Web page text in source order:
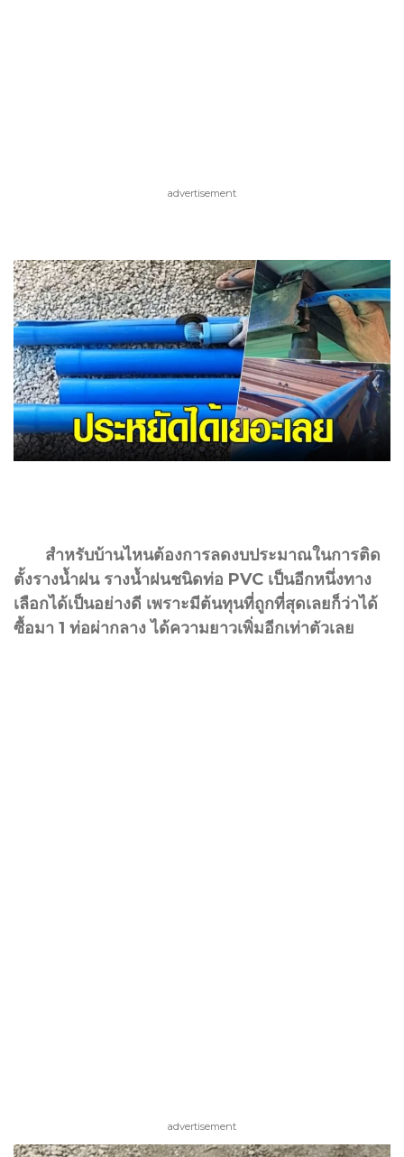
advertisement
สำหรับบ้านไหนต้องการลดงบประมาณในการติด
ตั้งรางน้ำฝน รางน้ำฝนชนิดท่อ PVC เป็นอีกหนึ่งทาง
เลือกได้เป็นอย่างดี เพราะมีต้นทุนที่ถูกที่สุดเลยก็ว่าได้
ซื้อมา 1 ท่อผ่ากลาง ได้ความยาวเพิ่มอีกเท่าตัวเลย
advertisement